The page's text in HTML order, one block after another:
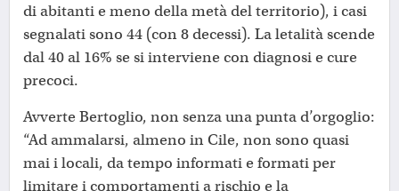
di abitanti e meno della metà del territorio), i casi
segnalati sono 44 (con 8 decessi). La letalità scende
dal 40 al 16% se si interviene con diagnosi e cure
precoci.
Avverte Bertoglio, non senza una punta d’orgoglio:
“Ad ammalarsi, almeno in Cile, non sono quasi
mai i locali, da tempo informati e formati per
limitare i comportamenti a rischio e la